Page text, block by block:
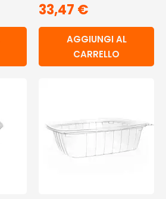
33,47 €
AGGIUNGI AL
CARRELLO